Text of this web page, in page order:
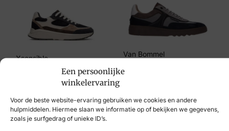
Een persoonlijke
winkelervaring
Voor de beste website-ervaring gebruiken we cookies en andere
hulpmiddelen. Hiermee slaan we informatie op of bekijken we gegevens,
zoals je surfgedrag of unieke ID’s.
Merk
Teva
Artikelnummer
Terra GTT 1102456
Xsensible
Van Bommel
€